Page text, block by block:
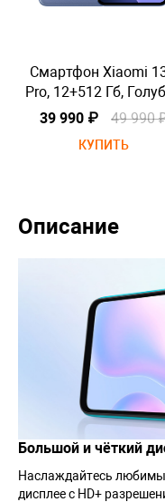
Смартфон Xiaomi
Pro, 12+512 Гб,
39 990 ₽
49 990
КУПИТЬ
Описание
Большой и чёткий
Наслаждайтесь
дисплее с HD+